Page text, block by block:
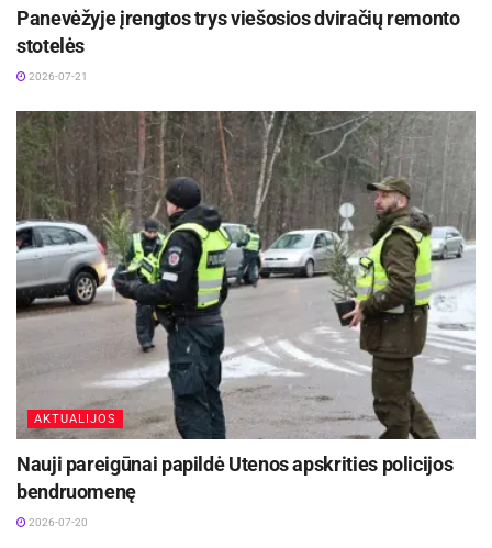
Panevėžyje įrengtos trys viešosios dviračių remonto
stotelės
2026-07-21
AKTUALIJOS
Nauji pareigūnai papildė Utenos apskrities policijos
bendruomenę
2026-07-20